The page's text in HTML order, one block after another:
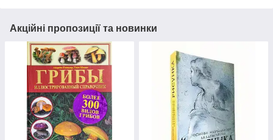
Акційні пропозиції та новинки